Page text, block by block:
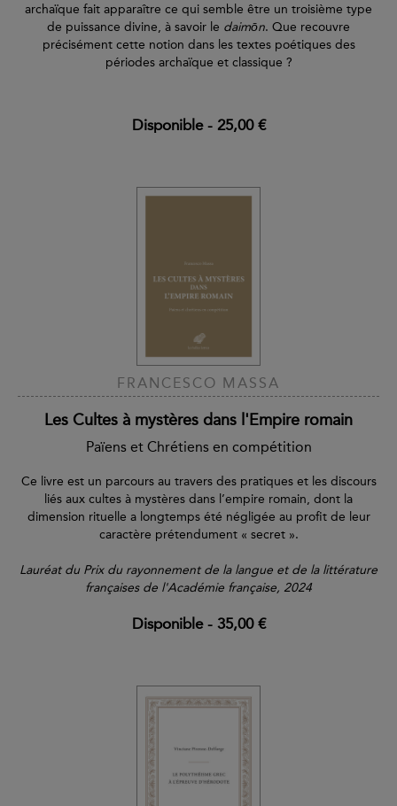
archaïque fait apparaître ce qui semble être un troisième type
de puissance divine, à savoir le daimōn. Que recouvre
précisément cette notion dans les textes poétiques des
périodes archaïque et classique ?
Disponible- 25,00 €
FRANCESCO MASSA
Les Cultes à mystères dans l'Empire romain
Païens et Chrétiens en compétition
Ce livre est un parcours au travers des pratiques et les discours
liés aux cultes à mystères dans l’empire romain, dont la
dimension rituelle a longtemps été négligée au profit de leur
caractère prétendument « secret ».
Lauréat du Prix du rayonnement de la langue et de la littérature
françaises de l'Académie française, 2024
Disponible- 35,00 €